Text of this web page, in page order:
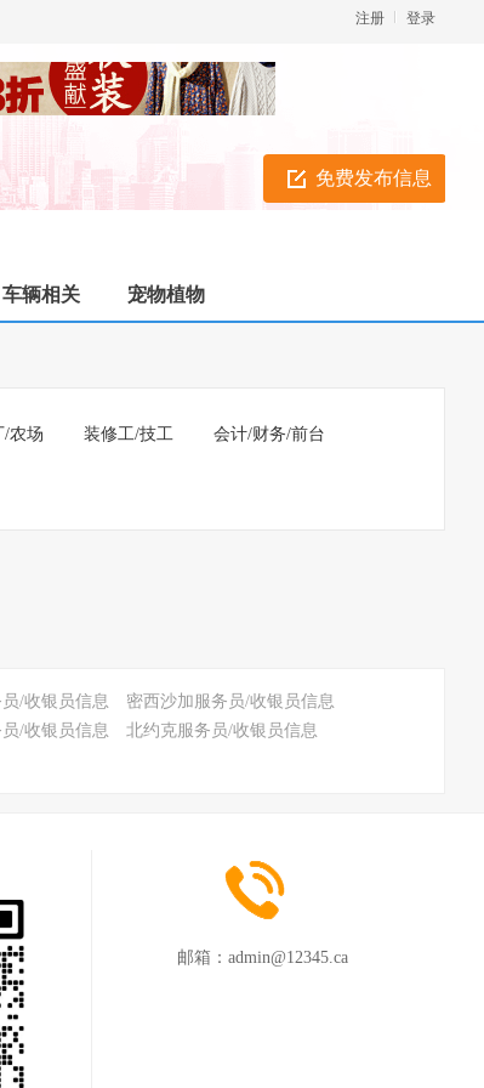
登录
注册
免费发布信息
车辆相关 宠物植物
/农场 装修工/技工 会计/财务/前台
/收银员信息
密西沙加服务员/收银员信息
/收银员信息
北约克服务员/收银员信息
邮箱： admin@12345.ca